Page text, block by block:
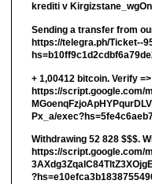
krediti v
Sending a transfer from
https://telegra.ph/Ticket--
+ 1,00412 bitсоin. Verify =>
https://script.google.com/
Px_a/
Withdrawing 52 828 $$$.
https://script.google.com/